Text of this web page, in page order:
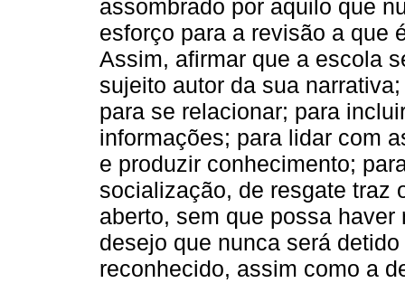
assombrado por aquilo que
esforço para a revisão a que
Assim, afirmar que a escola
sujeito autor da sua
para se relacionar; para
informações; para lidar com
e produzir conhecimento;
socialização, de resgate traz
aberto, sem que possa
desejo que nunca será
reconhecido, assim como a